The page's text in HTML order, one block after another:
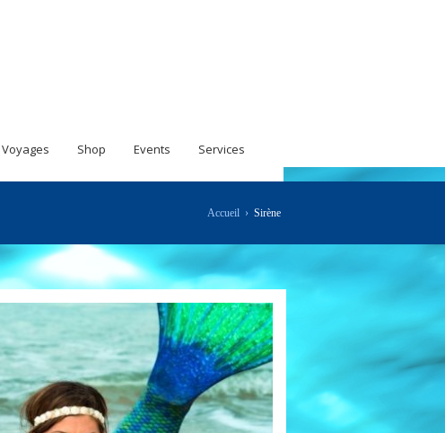
Voyages Shop Events Services
Accueil › Sirène